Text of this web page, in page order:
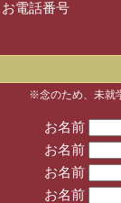
お電話番号
※念のため、未就
お名前
お名前
お名前
お名前